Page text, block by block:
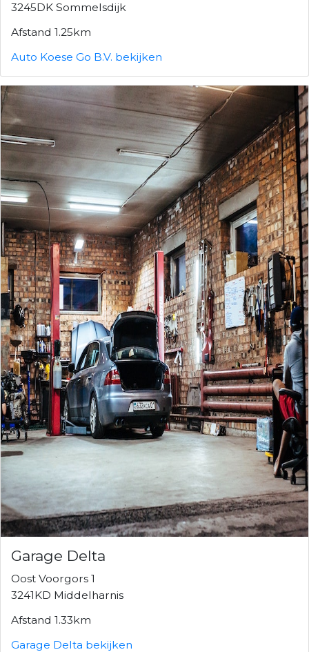
3245DK Sommelsdijk
Afstand 1.25km
Auto Koese Go B.V. bekijken
Garage Delta
Oost Voorgors 1
3241KD Middelharnis
Afstand 1.33km
Garage Delta bekijken